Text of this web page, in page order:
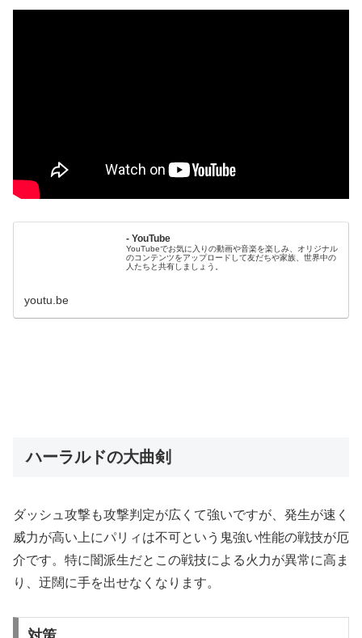
- YouTube
YouTubeでお気に入りの動画や音楽を楽しみ、オリジナル
のコンテンツをアップロードして友だちや家族、世界中の
人たちと共有しましょう。
youtu.be
ハーラルドの大曲剣
ダッシュ攻撃も攻撃判定が広くて強いですが、発生が速く
威力が高い上にパリィは不可という鬼強い性能の戦技が厄
介です。特に闇派生だとこの戦技による火力が異常に高ま
り、迂闊に手を出せなくなります。